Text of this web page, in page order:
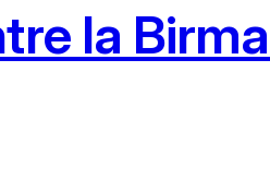
la